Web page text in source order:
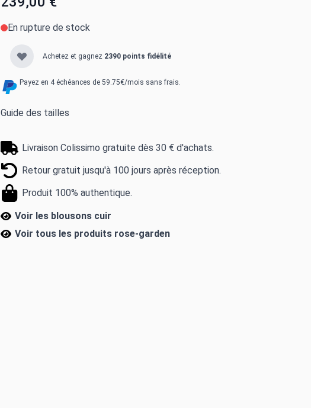
En rupture de stock
Achetez et gagnez 2390 points fidélité
Payez en 4 échéances de 59.75€/mois sans frais.
Guide des tailles
Livraison Colissimo gratuite dès 30 € d'achats.
Retour gratuit jusqu'à 100 jours après réception.
Produit 100% authentique.
Voir les blousons cuir
Voir tous les produits rose-garden